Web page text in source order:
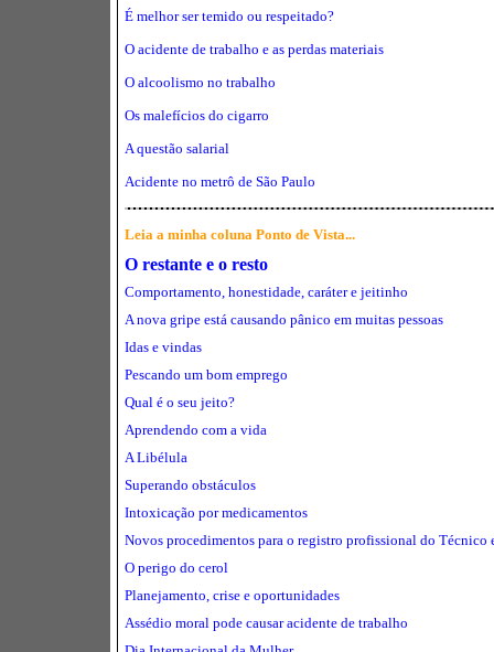
É melhor ser temido ou respeitado?
O acidente de trabalho e as perdas materiais
O alcoolismo no trabalho
Os malefícios do cigarro
A questão salarial
Acidente no metrô de São Paulo
Leia a minha coluna Ponto de Vista...
O restante e o resto
Comportamento, honestidade, caráter e jeitinho
A nova gripe está causando pânico em muitas pessoas
Idas e vindas
Pescando um bom emprego
Qual é o seu jeito?
Aprendendo com a vida
A Libélula
Superando obstáculos
Intoxicação por medicamentos
Novos procedimentos para o registro profissional do Técnico
O perigo do cerol
Planejamento, crise e oportunidades
Assédio moral pode causar acidente de trabalho